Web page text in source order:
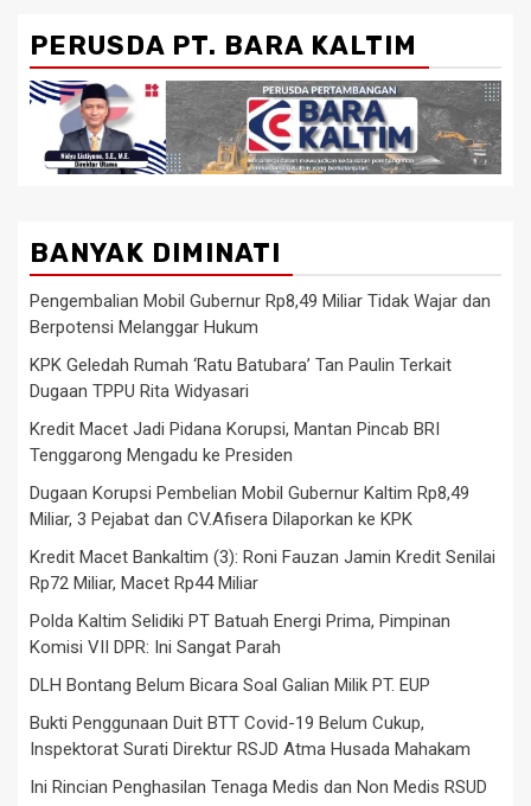
PERUSDA PT. BARA KALTIM
BANYAK DIMINATI
Pengembalian Mobil Gubernur Rp8,49 Miliar Tidak Wajar dan
Berpotensi Melanggar Hukum
KPK Geledah Rumah ‘Ratu Batubara’ Tan Paulin Terkait
Dugaan TPPU Rita Widyasari
Kredit Macet Jadi Pidana Korupsi, Mantan Pincab BRI
Tenggarong Mengadu ke Presiden
Dugaan Korupsi Pembelian Mobil Gubernur Kaltim Rp8,49
Miliar, 3 Pejabat dan CV.Afisera Dilaporkan ke KPK
Kredit Macet Bankaltim (3): Roni Fauzan Jamin Kredit Senilai
Rp72 Miliar, Macet Rp44 Miliar
Polda Kaltim Selidiki PT Batuah Energi Prima, Pimpinan
Komisi VII DPR: Ini Sangat Parah
DLH Bontang Belum Bicara Soal Galian Milik PT. EUP
Bukti Penggunaan Duit BTT Covid-19 Belum Cukup,
Inspektorat Surati Direktur RSJD Atma Husada Mahakam
Ini Rincian Penghasilan Tenaga Medis dan Non Medis RSUD